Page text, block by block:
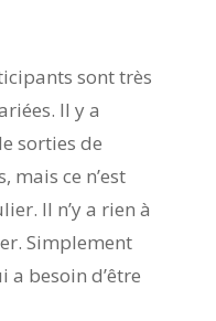
sont très
Il y a
sorties de
mais ce n’est
Il n’y a rien à
Simplement
a besoin d’être